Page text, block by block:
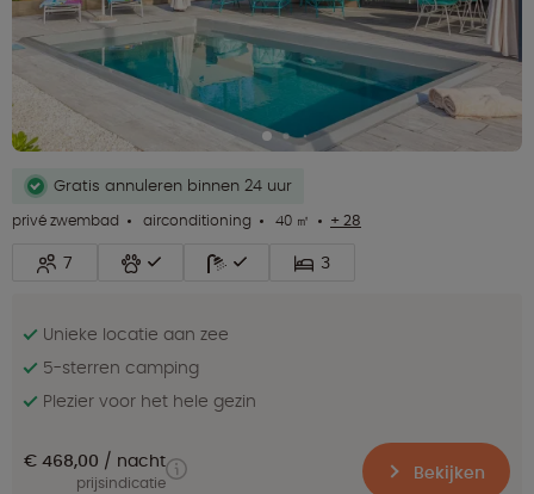
Gratis annuleren binnen 24 uur
privé zwembad
airconditioning 40 ㎡ + 28
7 3
Unieke locatie aan zee
5-sterren camping
Plezier voor het hele gezin
€ 468,00 nacht
prijsindicatie Bekijken